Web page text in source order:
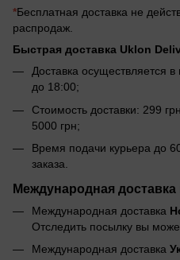
*Бесплатная доставка не
распродаж.
Быстрая доставка Uklon
Доставка осуществляется
до 18:00;
Стоимость доставки: 299
5000 грн;
Время подачи курьера до
заказа.
Международная
Международная доставка
Отследить посылку вы
Международная доставка